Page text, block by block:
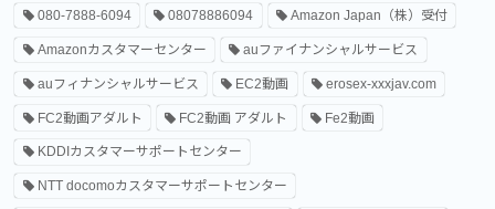
080-7888-6094 08078886094 Amazon Japan（株）受付
Amazonカスタマーセンター auファイナンシャルサービス
auフィナンシャルサービス EC2動画 erosex-xxxjav.com
FC2動画アダルト FC2動画 アダルト Fe2動画
KDDIカスタマーサポートセンター
NTT docomoカスタマーサポートセンター